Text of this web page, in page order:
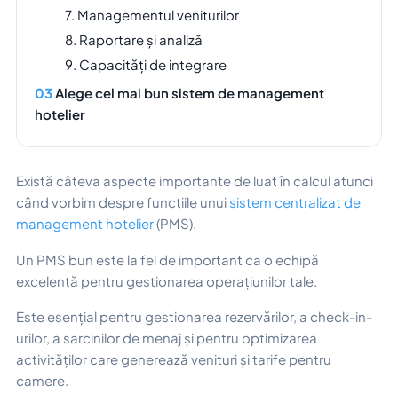
7. Managementul veniturilor
8. Raportare și analiză
9. Capacități de integrare
Alege cel mai bun sistem de management
hotelier
Există câteva aspecte importante de luat în calcul atunci
când vorbim despre funcțiile unui sistem centralizat de
management hotelier(PMS).
Un PMS bun este la fel de important ca o echipă
excelentă pentru gestionarea operațiunilor tale.
Este esențial pentru gestionarea rezervărilor, a check-in-
urilor, a sarcinilor de menaj și pentru optimizarea
activităților care generează venituri și tarife pentru
camere.